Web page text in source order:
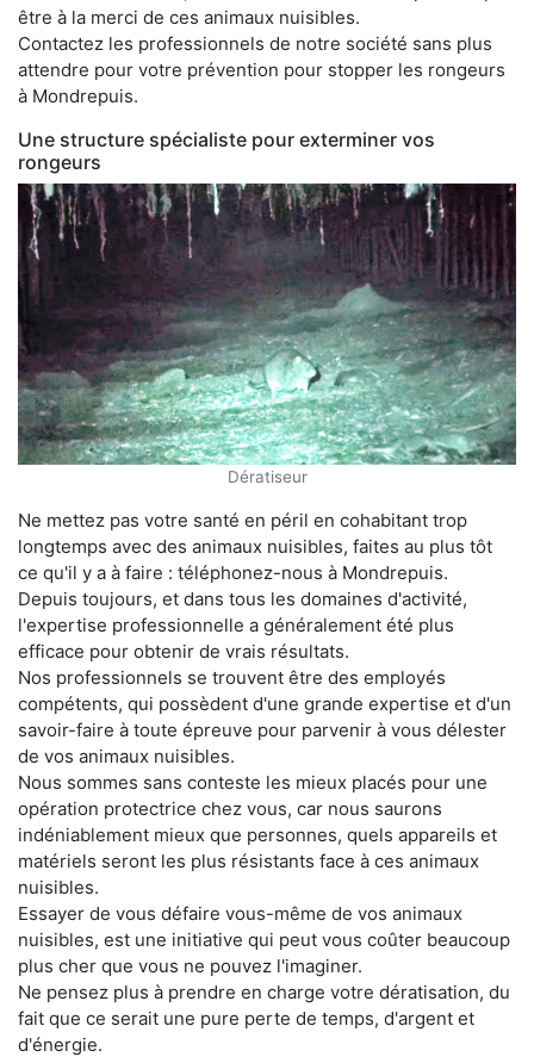
être à la merci de ces animaux nuisibles.
Contactez les professionnels de notre société sans plus
attendre pour votre prévention pour stopper les rongeurs
à Mondrepuis.
Une structure spécialiste pour exterminer vos
rongeurs
Dératiseur
Ne mettez pas votre santé en péril en cohabitant trop
longtemps avec des animaux nuisibles, faites au plus tôt
ce qu'il y a à faire : téléphonez-nous à Mondrepuis.
Depuis toujours, et dans tous les domaines d'activité,
l'expertise professionnelle a généralement été plus
efficace pour obtenir de vrais résultats.
Nos professionnels se trouvent être des employés
compétents, qui possèdent d'une grande expertise et d'un
savoir-faire à toute épreuve pour parvenir à vous délester
de vos animaux nuisibles.
Nous sommes sans conteste les mieux placés pour une
opération protectrice chez vous, car nous saurons
indéniablement mieux que personnes, quels appareils et
matériels seront les plus résistants face à ces animaux
nuisibles.
Essayer de vous défaire vous-même de vos animaux
nuisibles, est une initiative qui peut vous coûter beaucoup
plus cher que vous ne pouvez l'imaginer.
Ne pensez plus à prendre en charge votre dératisation, du
fait que ce serait une pure perte de temps, d'argent et
d'énergie.